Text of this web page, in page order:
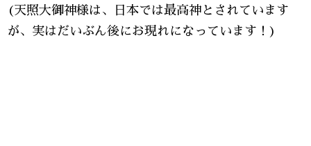
(天照大御神様は、日本では最高神とされています
が、実はだいぶん後にお現れになっています！)